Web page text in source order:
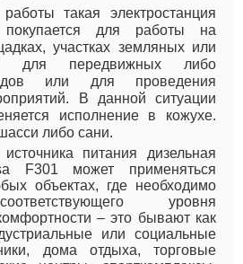
такая электростанция
для работы на
участках земляных или
для передвижных либо
или для проведения
В данной ситуации
исполнение в кожухе.
либо сани.
питания дизельная
F301 может применяться
объектах, где необходимо
уровня
– это бывают как
или социальные
дома отдыха, торговые